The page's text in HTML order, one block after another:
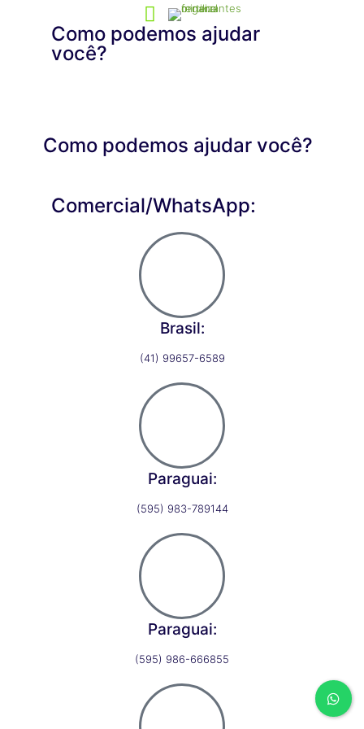
Como podemos ajudar
você?
Como podemos ajudar você?
Comercial/WhatsApp:
Brasil:
(41) 99657-6589
Paraguai:
(595) 983-789144
Paraguai:
(595) 986-666855